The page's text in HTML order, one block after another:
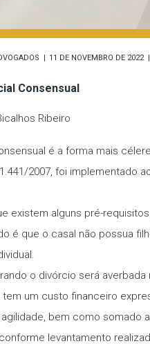
11 DE NOVEMBRO DE 2022
Consensual
Ribeiro
é a forma mais
2007, foi implementado
existem alguns pré-
é que o casal não possua
o divórcio será
um custo financeiro
bem como
levantamento